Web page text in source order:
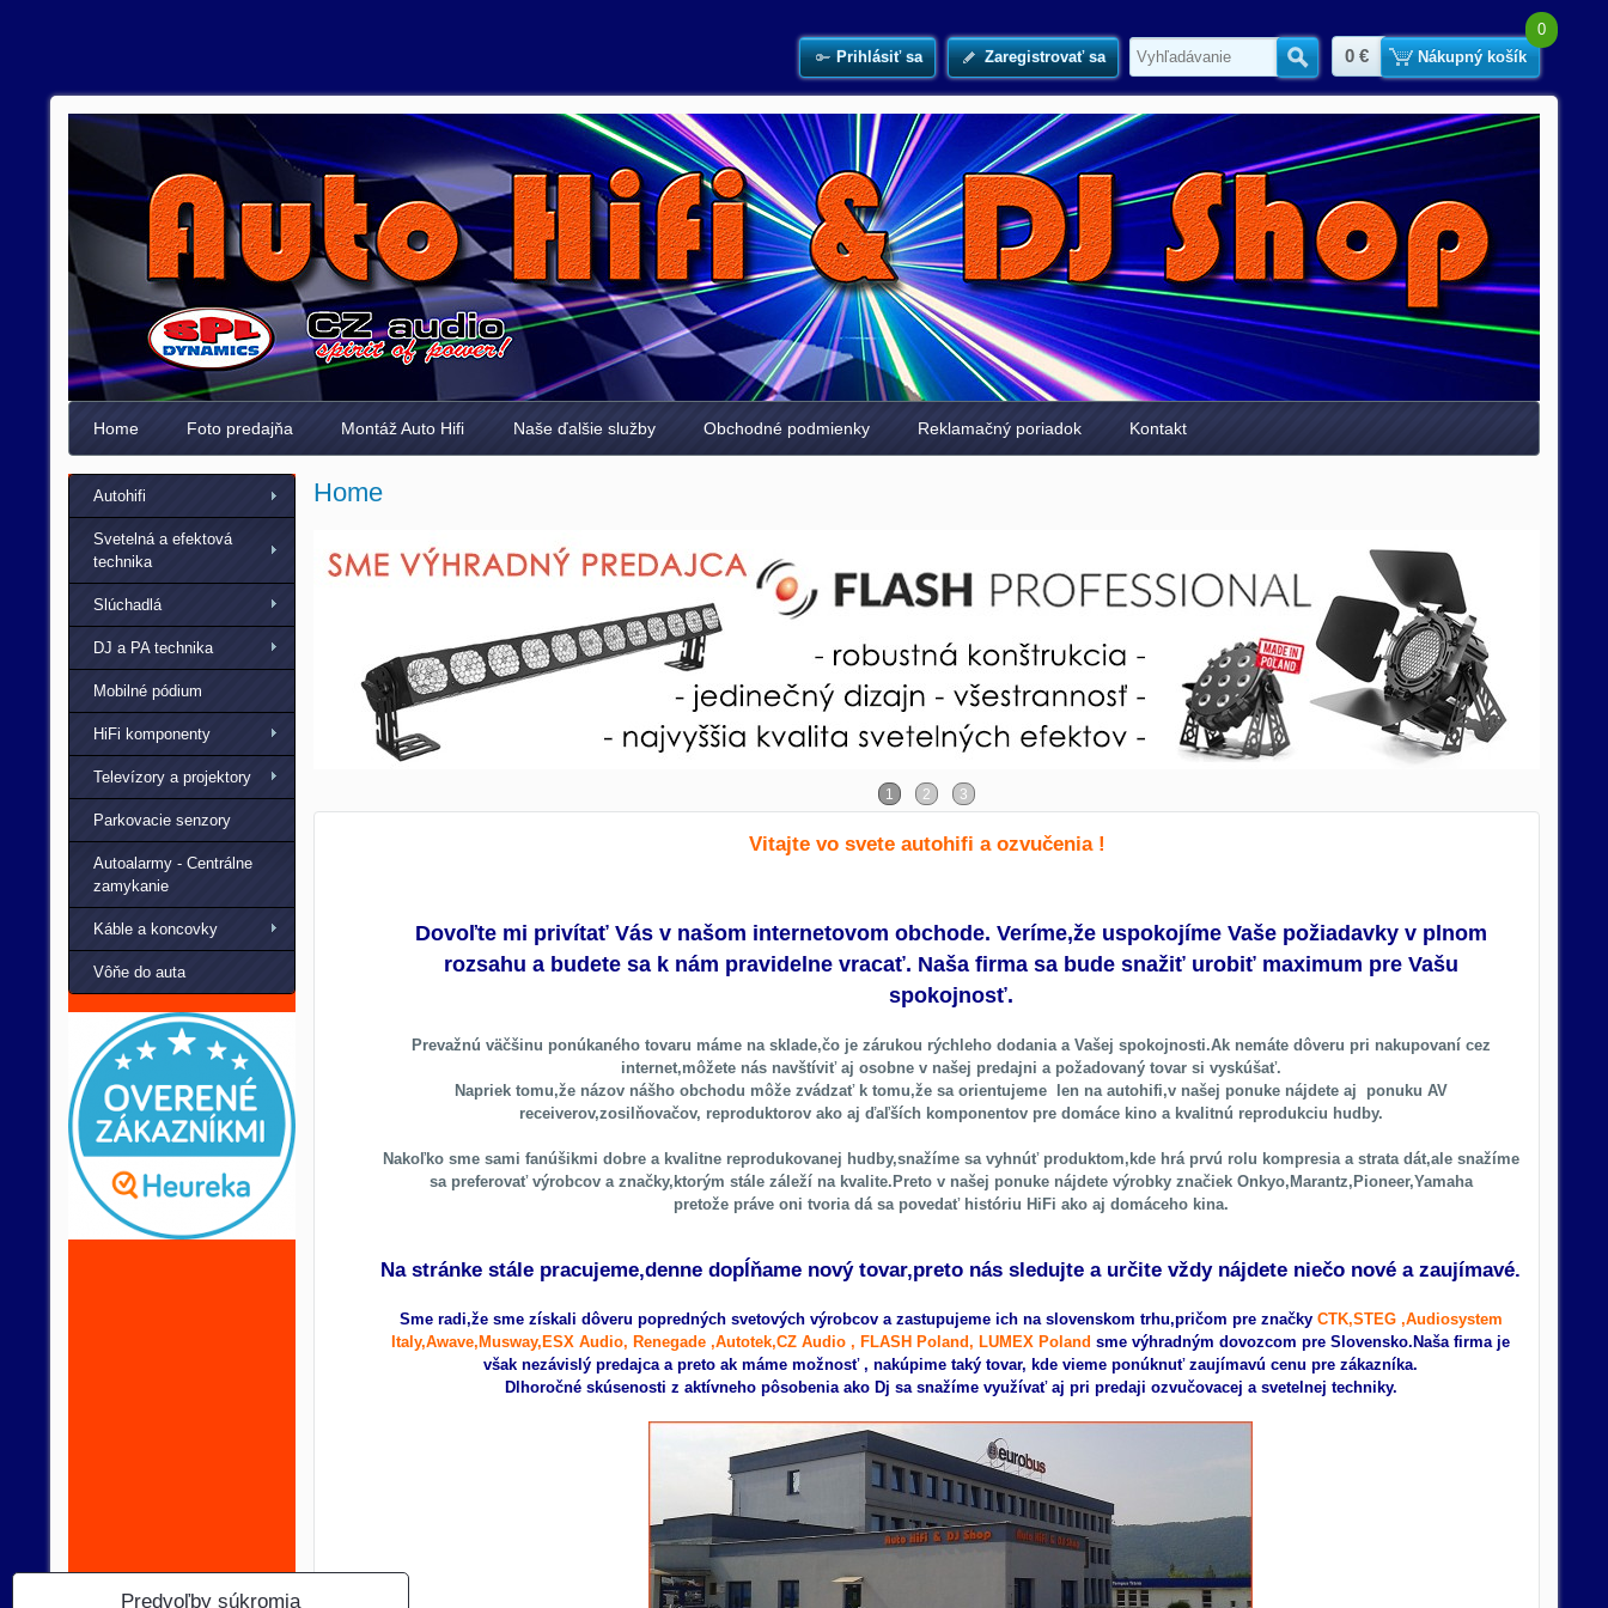
Prihlásiť sa Zaregistrovať sa Hľadať
0 €
0
Nákupný košík
Home Foto predajňa Montáž Auto Hifi Naše ďalšie služby Obchodné podmienky Reklamačný poriadok Kontakt
Home
Vitajte vo svete autohifi a ozvučenia !
Dovoľte mi privítať Vás v našom internetovom obchode. Veríme,že uspokojíme Vaše požiadavky v plnom
rozsahu a budete sa k nám pravidelne vracať. Naša firma sa bude snažiť urobiť maximum pre Vašu
spokojnosť.
Prevažnú väčšinu ponúkaného tovaru máme na sklade,čo je zárukou rýchleho dodania a Vašej spokojnosti.Ak nemáte dôveru pri nakupovaní cez
internet,môžete nás navštíviť aj osobne v našej predajni a požadovaný tovar si vyskúšať.
Napriek tomu,že názov nášho obchodu môže zvádzať k tomu,že sa orientujeme len na autohifi,v našej ponuke nájdete aj ponuku AV
receiverov,zosilňovačov, reproduktorov ako aj ďaľších komponentov pre domáce kino a kvalitnú reprodukciu hudby.
Nakoľko sme sami fanúšikmi dobre a kvalitne reprodukovanej hudby,snažíme sa vyhnúť produktom,kde hrá prvú rolu kompresia a strata dát,ale snažíme
sa preferovať výrobcov a značky,ktorým stále záleží na kvalite.Preto v našej ponuke nájdete výrobky značiek Onkyo,Marantz,Pioneer,Yamaha
pretože práve oni tvoria dá sa povedať históriu HiFi ako aj domáceho kina.
Na stránke stále pracujeme,denne dopĺňame nový tovar,preto nás sledujte a určite vždy nájdete niečo nové a zaujímavé.
Sme radi,že sme získali dôveru popredných svetových výrobcov a zastupujeme ich na slovenskom trhu,pričom pre značky CTK,STEG ,Audiosystem
Italy,Awave,Musway,ESX Audio, Renegade ,Autotek,CZ Audio , FLASH Poland, LUMEX Poland sme výhradným dovozcom pre Slovensko.Naša firma je
však nezávislý predajca a preto ak máme možnosť , nakúpime taký tovar, kde vieme ponúknuť zaujímavú cenu pre zákazníka.
Dlhoročné skúsenosti z aktívneho pôsobenia ako Dj sa snažíme využívať aj pri predaji ozvučovacej a svetelnej techniky.
Autohifi
Svetelná a efektová
technika
Slúchadlá
DJ a PA technika
Mobilné pódium
HiFi komponenty
Televízory a projektory
Parkovacie senzory
Autoalarmy - Centrálne
zamykanie
Káble a koncovky
Vôňe do auta
Predvoľby súkromia